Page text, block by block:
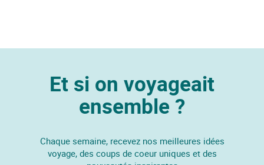
Et si on voyageait
ensemble ?
Chaque semaine, recevez nos meilleures idées
voyage, des coups de coeur uniques et des